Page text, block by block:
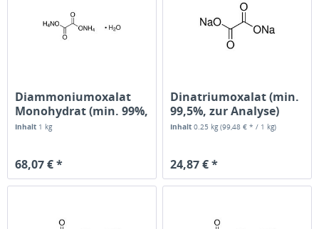
Diammoniumoxalat
Monohydrat (min. 99%,
reinst)
Inhalt 1 kg
68,07 € *
Dinatriumoxalat (min.
99,5%, zur Analyse)
Inhalt0.25 kg(99,48 € * / 1 kg)
24,87 € *